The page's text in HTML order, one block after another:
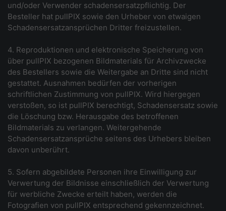
und/oder Verwender schadensersatzpflichtig. Der
Besteller hat pullPIX sowie den Urheber von etwaigen
Schadensersatzansprüchen Dritter freizustellen.
4. Reproduktionen und elektronische Speicherung von
über pullPIX bezogenen Bildmaterials für Archivzwecke
des Bestellers sowie die Weitergabe an Dritte sind nicht
gestattet. Ausnahmen bedürfen der vorherigen
schriftlichen Zustimmung von pullPIX. Wird hiergegen
verstoßen, so ist pullPIX berechtigt, Schadensersatz sowie
die Löschung bzw. Herausgabe des betroffenen
Bildmaterials zu verlangen. Weitergehende
Schadensersatzansprüche seitens des Urhebers bleiben
davon unberührt.
5. Sofern abgebildete Personen ihre Einwilligung zur
Verwertung der Bildnisse einschließlich der Verwertung
für werbliche Zwecke erteilt haben, werden die
Fotografien von pullPIX entsprechend gekennzeichnet.